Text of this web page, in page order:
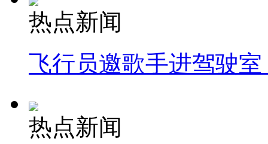
热点新闻
飞行员邀歌手进驾驶
热点新闻